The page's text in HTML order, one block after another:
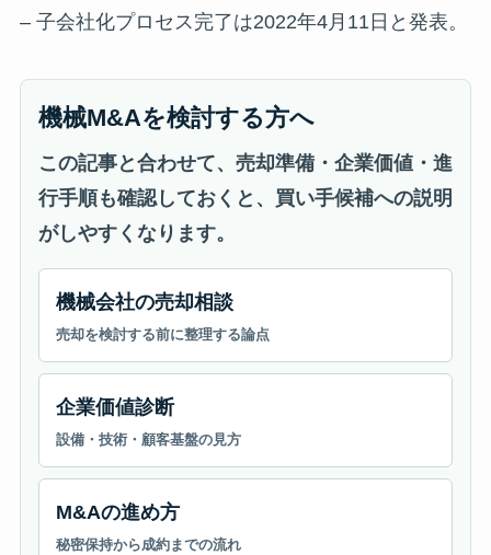
– 子会社化プロセス完了は2022年4月11日と発表。
機械M&Aを検討する方へ
この記事と合わせて、売却準備・企業価値・進
行手順も確認しておくと、買い手候補への説明
がしやすくなります。
機械会社の売却相談
売却を検討する前に整理する論点
企業価値診断
設備・技術・顧客基盤の見方
M&Aの進め方
秘密保持から成約までの流れ